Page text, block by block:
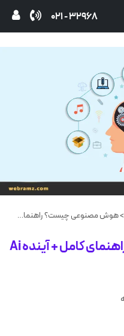
32968 - 021
> هوش مصنوعی چیست؟ راهنمای کامل + آینده Ai و تاثیر آن بر مشاغل
هوش مصنوعی چیست؟ راهنمای کامل + آینده Ai